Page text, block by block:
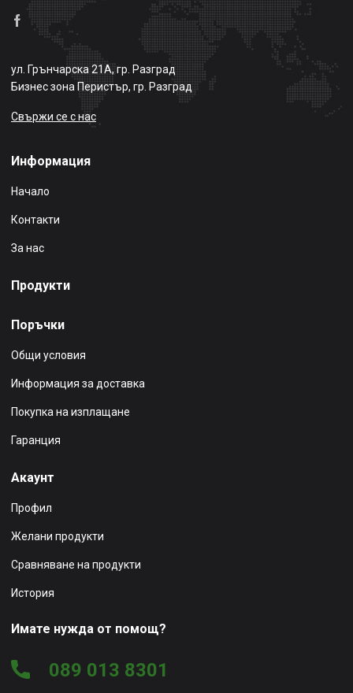
ул. Грънчарска 21А, гр. Разград
Бизнес зона Перистър, гр. Разград
Свържи се с нас
Информация
Начало
Контакти
За нас
Продукти
Поръчки
Общи условия
Информация за доставка
Покупка на изплащане
Гаранция
Акаунт
Профил
Желани продукти
Сравняване на продукти
История
Имате нужда от помощ?
089 013 8301